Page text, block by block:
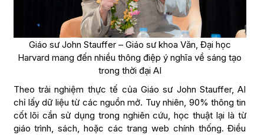
Giáo sư John Stauffer – Giáo sư khoa Văn, Đại học
Harvard mang đến nhiều thông điệp ý nghĩa về sáng tạo
trong thời đại AI
Theo trải nghiệm thực tế của Giáo sư John Stauffer, AI
chỉ lấy dữ liệu từ các nguồn mở. Tuy nhiên, 90% thông tin
cốt lõi cần sử dụng trong nghiên cứu, học thuật lại là từ
giáo trình, sách, hoặc các trang web chính thống. Điều